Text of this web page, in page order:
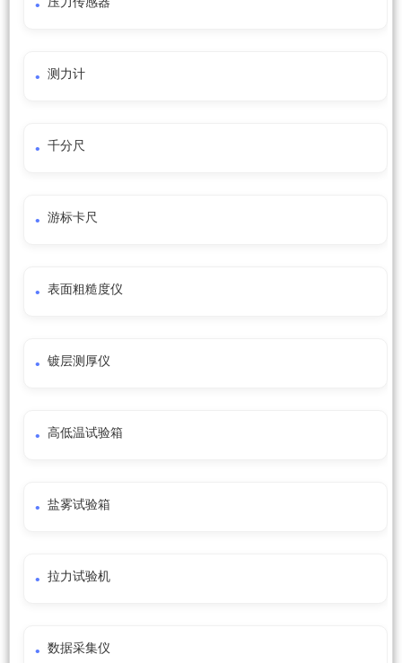
测力计
千分尺
游标卡尺
表面粗糙度仪
镀层测厚仪
高低温试验箱
盐雾试验箱
拉力试验机
数据采集仪